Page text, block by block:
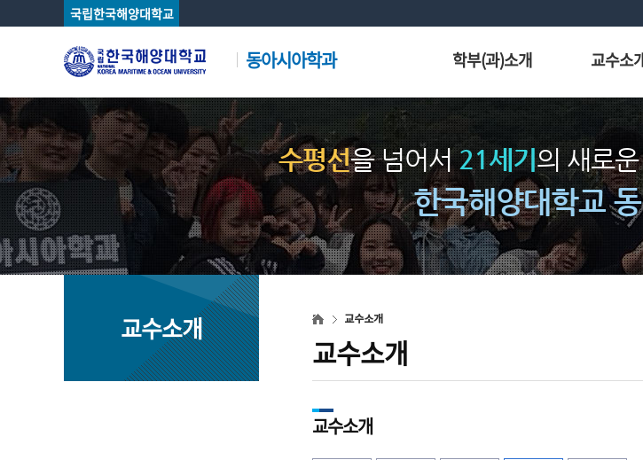
국립한국해양대학교
동아시아학과 학부(과)소개 교수소
수평선을 넘어서21세기의 새로
한국해양대학교
교수소개 교수소개
교수소개
교수소개